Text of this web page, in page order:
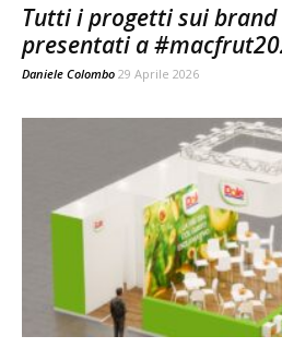
Tutti i progetti sui brand
presentati a
Daniele Colombo 29 Aprile 2026